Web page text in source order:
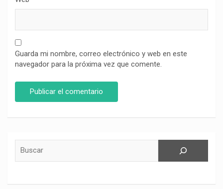
Guarda mi nombre, correo electrónico y web en este
navegador para la próxima vez que comente.